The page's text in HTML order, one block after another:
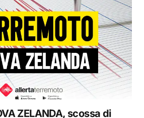
ZELANDA, scossa di